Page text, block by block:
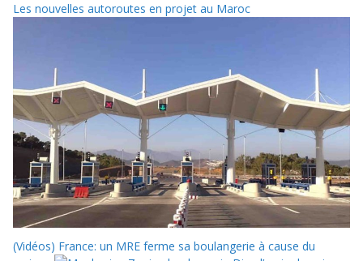
Les nouvelles autoroutes en projet au Maroc
(Vidéos) France: un MRE ferme sa boulangerie à cause du